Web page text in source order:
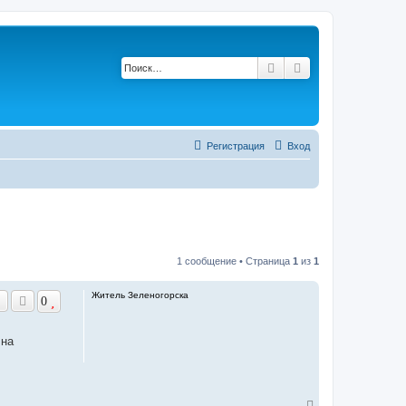
Поиск
Вход
Регистрация
1 сообщение • Страница 1 из 1
Житель Зеленогорска
0